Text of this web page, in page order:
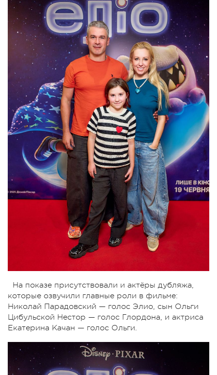
На показе присутствовали и актёры дубляжа,
которые озвучили главные роли в фильме:
Николай Парадовский — голос Элио, сын Ольги
Цибульской Нестор — голос Глордона, и актриса
Екатерина Качан — голос Ольги.